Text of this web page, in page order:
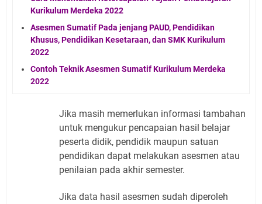
Kurikulum Merdeka 2022
Asesmen Sumatif Pada jenjang PAUD, Pendidikan
Khusus, Pendidikan Kesetaraan, dan SMK Kurikulum
2022
Contoh Teknik Asesmen Sumatif Kurikulum Merdeka
2022
Jika masih memerlukan informasi tambahan
untuk mengukur pencapaian hasil belajar
peserta didik, pendidik maupun satuan
pendidikan dapat melakukan asesmen atau
penilaian pada akhir semester.
Jika data hasil asesmen sudah diperoleh